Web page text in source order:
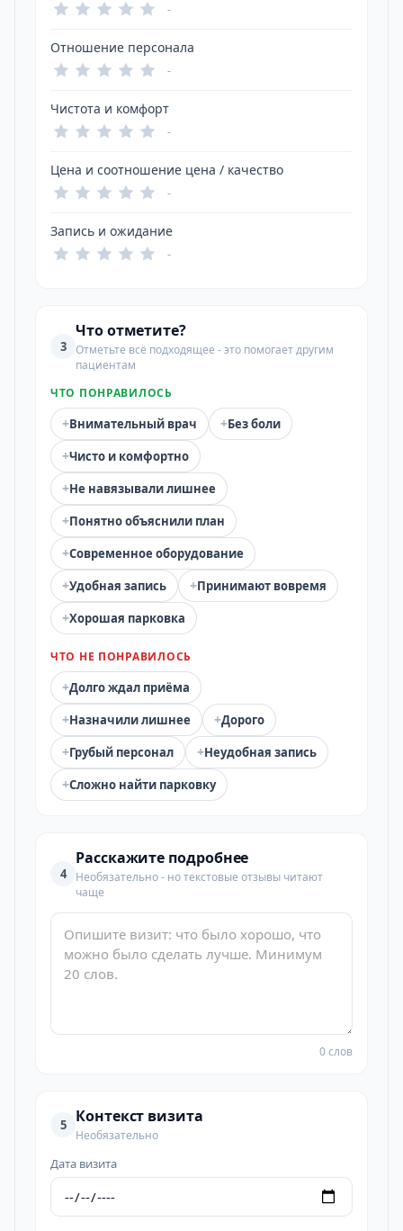
-
Отношение персонала
-
Чистота и комфорт
-
Цена и соотношение цена / качество
-
Запись и ожидание
-
3
Что отметите?
Отметьте всё подходящее - это помогает другим
пациентам
ЧТО ПОНРАВИЛОСЬ
+Внимательный врач +Без боли
+Чисто и комфортно
+Не навязывали лишнее
+Понятно объяснили план
+Современное оборудование
+Удобная запись +Принимают вовремя
+Хорошая парковка
ЧТО НЕ ПОНРАВИЛОСЬ
+Долго ждал приёма
+Назначили лишнее +Дорого
+Грубый персонал +Неудобная запись
+Сложно найти парковку
4
Расскажите подробнее
Необязательно - но текстовые отзывы читают
чаще
0 слов
5 Контекст визита
Необязательно
Дата визита